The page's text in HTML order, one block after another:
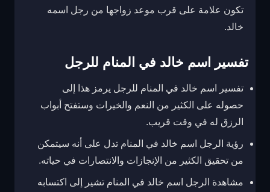
تكون علامة على قرب موعد زواجها من رجل اسمه
خالد.
تفسير اسم خالد في المنام للرجل
تفسير اسم خالد في المنام للرجل يرمز هذا إلى
حصوله على الكثير من النعم والخيرات وستفتح أبواب
الرزق له في وقت قريب.
رؤية الرجل اسم خالد في المنام تدل على أنه سيتمكن
من تحقيق الكثير من الإنجازات والانتصارات في حياته.
مشاهدة الرجل اسم خالد في المنام تشير إلى اكتسابه